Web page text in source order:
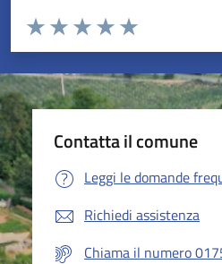
Valuta da 1 a 5 stelle la pagina
Valuta 5 stelle
Valuta 4 stelle su 5
Valuta 3 stelle su 5
Valuta 2 stelle su 5
Valuta 1 stelle su 5
Contatta il comune
Leggi le domande
Richiedi assistenza
Chiama il numero